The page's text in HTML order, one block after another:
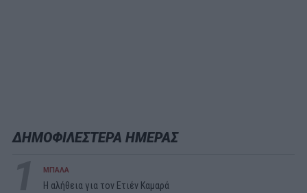
ΔΗΜΟΦΙΛΕΣΤΕΡΑ ΗΜΕΡΑΣ
ΜΠΑΛΑ
Η αλήθεια για τον Ετιέν Καμαρά